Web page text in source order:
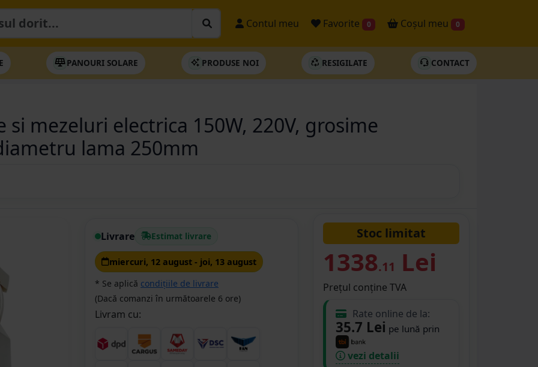
Contul meu Favorite 0 Coșul meu 0
PANOURI SOLARE PRODUSE NOI RESIGILATE CONTACT
mezeluri electrica 150W, 220V, grosime
lama 250mm
Livrare Estimat livrare
miercuri, 12 august - joi, 13 august
* Se aplică condițiile de livrare
(Dacă comanzi în următoarele 6 ore)
Livram cu:
Stoc limitat
1338.11 Lei
Prețul conține TVA
Rate online de la:
35.7 Lei pe lună prin
vezi detalii